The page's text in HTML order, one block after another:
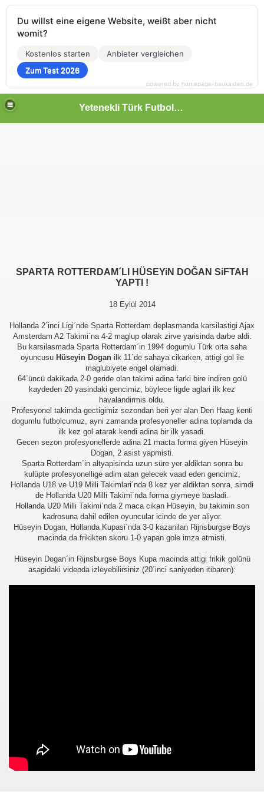
Yetenekli Türk Futbolcular
SPARTA ROTTERDAM´LI HÜSEYiN DOĞAN SiFTAH
YAPTI !
18 Eylül 2014
Hollanda 2´inci Ligi´nde Sparta Rotterdam deplasmanda karsilastigi Ajax
Amsterdam A2 Takimi´na 4-2 maglup olarak zirve yarisinda darbe aldi.
Bu karsilasmada Sparta Rotterdam´in 1994 dogumlu Türk orta saha
oyuncusu Hüseyin Doganilk 11´de sahaya cikarken, attigi gol ile
maglubiyete engel olamadi.
64´üncü dakikada 2-0 geride olan takimi adina farki bire indiren golü
kaydeden 20 yasindaki gencimiz, böylece ligde aglari ilk kez
havalandirmis oldu.
Profesyonel takimda gectigimiz sezondan beri yer alan Den Haag kenti
dogumlu futbolcumuz, ayni zamanda profesyoneller adina toplamda da
ilk kez gol atarak kendi adina bir ilk yasadi.
Gecen sezon profesyonellerde adina 21 macta forma giyen Hüseyin
Dogan, 2 asist yapmisti.
Sparta Rotterdam´in altyapisinda uzun süre yer aldiktan sonra bu
kulüpte profesyonellige adim atan gelecek vaad eden gencimiz,
Hollanda U18 ve U19 Milli Takimlari´nda 8 kez yer aldiktan sonra, simdi
de Hollanda U20 Milli Takimi´nda forma giymeye basladi.
Hollanda U20 Milli Takimi´nda 2 maca cikan Hüseyin, bu takimin son
kadrosuna dahil edilen oyuncular icinde de yer aliyor.
Hüseyin Dogan, Hollanda Kupasi´nda 3-0 kazanilan Rijnsburgse Boys
macinda da frikikten skoru 1-0 yapan gole imza atmisti.
Hüseyin Dogan´in Rijnsburgse Boys Kupa macinda attigi frikik golünü
asagidaki videoda izleyebilirsiniz (20´inci saniyeden itibaren):
arası Gol Krallığı
Du willst eine eigene Website, weißt aber nicht
womit?
Kostenlos starten
Anbieter vergleichen
Zum Test 2026
powered by homepage-baukasten.de